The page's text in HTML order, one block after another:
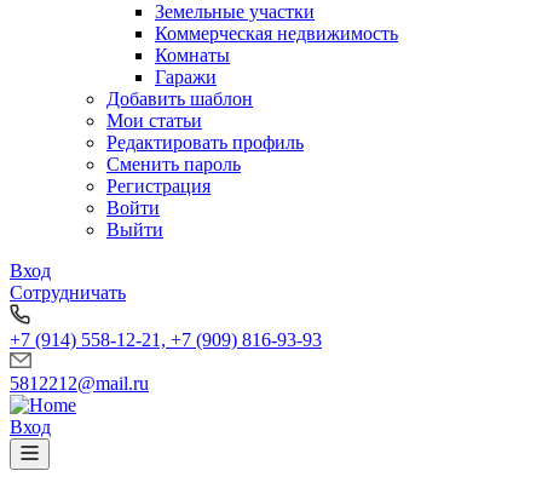
Земельные участки
Коммерческая недвижимость
Комнаты
Гаражи
Добавить шаблон
Мои статьи
Редактировать профиль
Сменить пароль
Регистрация
Войти
Выйти
Вход
Сотрудничать
+7 (914) 558-12-21, +7 (909) 816-93-93
5812212@mail.ru
Вход